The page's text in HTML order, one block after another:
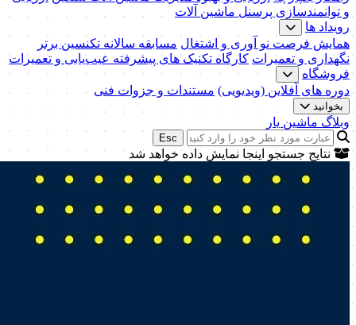
و توانمندسازی پرسنل ماشین آلات
رویداد ها
همایش فرصت نو آوری و اشتغال مسابقه سالانه تکنسین برتر
نگهداری و تعمیرات کارگاه تکنیک‌ های پیشرفته عیب‌یابی و تعمیرات
فروشگاه
دوره های آفلاین (ویدیویی) مستندات و جزوات فنی
بخوانید
وبلاگ ماشین یار
Esc
نتایج جستجو اینجا نمایش داده خواهد شد